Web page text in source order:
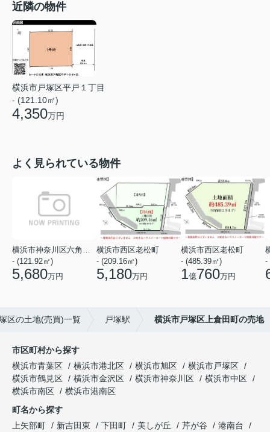
近隣の物件
横浜市戸塚区平戸１丁目
- (121.10㎡)
4,350万円
よく見られている物件
- (121.92㎡)
5,680万円
横浜市西区老松町
- (209.16㎡)
5,180万円
横浜市西区老松町
- (485.39㎡)
1億760万円
-
区の土地(売買)一覧 戸塚駅 横浜市戸塚区上倉田町の売地
市区町村から探す
横浜市青葉区
横浜市港北区 横浜市旭区
横浜市戸塚区
横浜市鶴見区
横浜市金沢区 横浜市神奈川区
横浜市中区
横浜市南区
横浜市港南区
町名から探す
上矢部町
新吉田東 下田町 美しが丘 芹が谷
港南台